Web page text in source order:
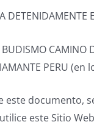
DETENIDAMENTE
CAMINO
PERU
este documento,
este Sitio